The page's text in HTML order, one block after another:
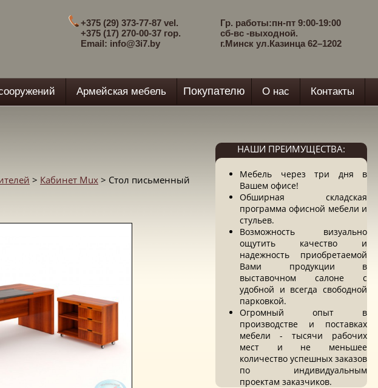
Гр. работы:пн-пт 9:00-19:00
сб-вс -выходной.
г.Минск ул.Казинца 62–1202
+375 (29) 373-77-87 vel.
+375 (17) 270-00-37 гор.
Email: info@3i7.by
Армейская мебель Покупателю О нас Контакты
> Кабинет Mux > Стол письменный
НАШИ ПРЕИМУЩЕСТВА:
Мебель через три дня в
Вашем офисе!
Обширная складская
программа офисной мебели и
стульев.
Возможность визуально
ощутить качество и
надежность приобретаемой
Вами продукции в
выставочном салоне с
удобной и всегда свободной
парковкой.
Огромный опыт в
производстве и поставках
мебели - тысячи рабочих
мест и не меньшее
количество успешных заказов
по индивидуальным
проектам заказчиков.